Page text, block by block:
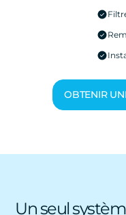
OBTENIR
Un seul